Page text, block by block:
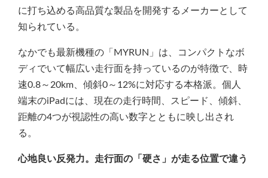
に打ち込める高品質な製品を開発するメーカーとして
知られている。
なかでも最新機種の「MYRUN」は、コンパクトなボ
ディでいて幅広い走行面を持っているのが特徴で、時
速0.8～20km、傾斜0～12%に対応する本格派。個人
端末のiPadには、現在の走行時間、スピード、傾斜、
距離の4つが視認性の高い数字とともに映し出され
る。
心地良い反発力。走行面の「硬さ」が走る位置で違う